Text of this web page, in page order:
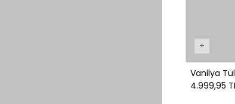
+
Vanilya
4.999,95